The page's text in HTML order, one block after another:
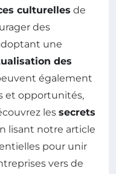
culturelles de
des
une
des
également
et opportunités,
les secrets
lisant notre article
pour unir
vers de